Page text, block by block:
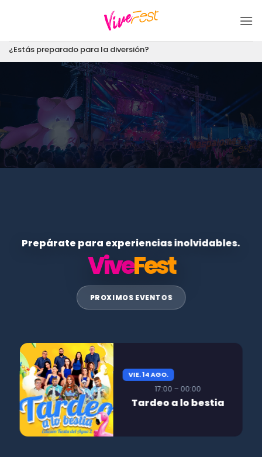
¿Estás preparado para la diversión?
Prepárate para experiencias inolvidables.
ViveFest
PROXIMOS EVENTOS
VIE. 14 AGO.
17:00 – 00:00
Tardeo a lo bestia